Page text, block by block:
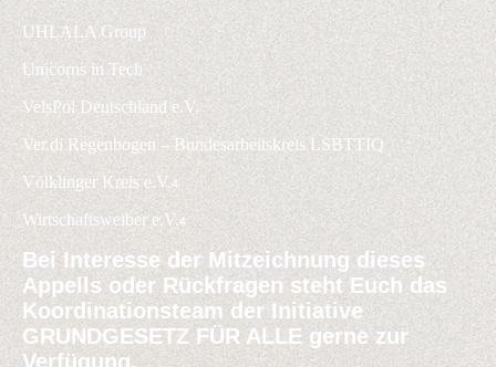
UHLALA Group
Unicorns in Tech
VelsPol Deutschland e.V.
Ver.di Regenbogen – Bundesarbeitskreis LSBTTIQ
Völklinger Kreis e.V.4
Wirtschaftsweiber e.V.4
Bei Interesse der Mitzeichnung dieses
Appells oder Rückfragen steht Euch das
Koordinationsteam der Initiative
GRUNDGESETZ FÜR ALLE gerne zur
Verfügung.